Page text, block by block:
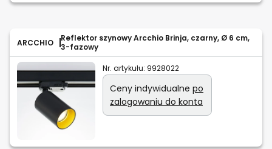
ARCCHIO
Reflektor szynowy Arcchio Brinja, czarny, Ø 6 cm,
3-fazowy
Nr. artykułu: 9928022
Ceny indywidualne po
zalogowaniu do konta